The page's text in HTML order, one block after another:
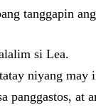
tanggapin
si Lea.
niyang may
panggastos, at